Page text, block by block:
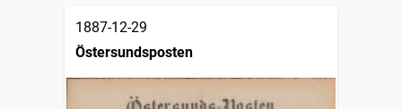
1887-12-29
Östersundsposten